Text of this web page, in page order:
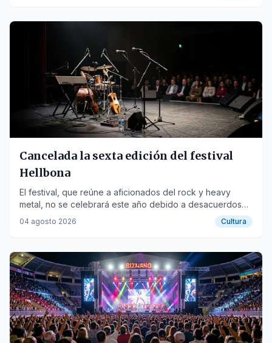
Cancelada la sexta edición del festival
Hellbona
El festival, que reúne a aficionados del rock y heavy
metal, no se celebrará este año debido a desacuerdos
con el departamento de cultura del ayuntamiento de
Amasa-Villabona.
04 agosto 2026 Cultura